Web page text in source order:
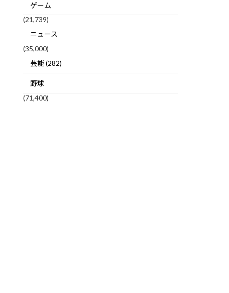
ゲーム
(21,739)
ニュース
(35,000)
芸能 (282)
野球
(71,400)